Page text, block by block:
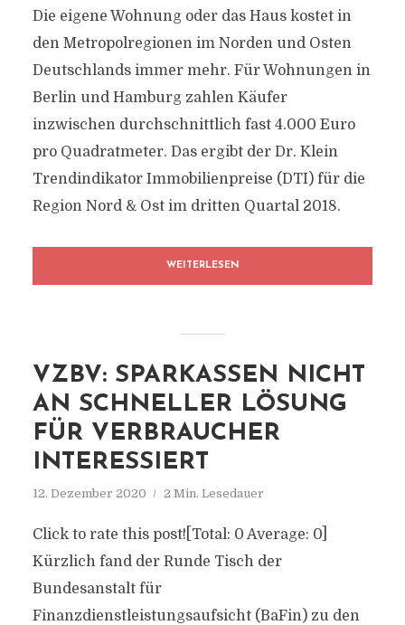
Die eigene Wohnung oder das Haus kostet in
den Metropolregionen im Norden und Osten
Deutschlands immer mehr. Für Wohnungen in
Berlin und Hamburg zahlen Käufer
inzwischen durchschnittlich fast 4.000 Euro
pro Quadratmeter. Das ergibt der Dr. Klein
Trendindikator Immobilienpreise (DTI) für die
Region Nord & Ost im dritten Quartal 2018.
WEITERLESEN
VZBV: SPARKASSEN NICHT
AN SCHNELLER LÖSUNG
FÜR VERBRAUCHER
INTERESSIERT
12. Dezember 2020 2 Min. Lesedauer
Click to rate this post![Total: 0 Average: 0]
Kürzlich fand der Runde Tisch der
Bundesanstalt für
Finanzdienstleistungsaufsicht (BaFin) zu den